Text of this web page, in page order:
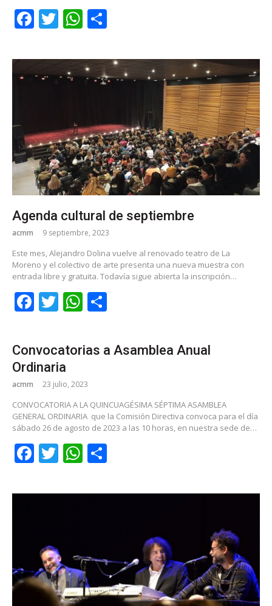
Facebook
TwitterWhatsApp
Agenda cultural de septiembre
acmm 9 septiembre, 2023
Este mes, Alejandro Dolina vuelve al renovado teatro de La
Moreno y el colectivo de arte presenta una nueva muestra con
entrada libre y gratuita. Todavía sigue abierta la inscripción…
Facebook
TwitterWhatsApp
Convocatorias a Asamblea Anual
Ordinaria
acmm 23 julio, 2023
CONVOCATORIA A LA QUINCUAGÉSIMA SÉPTIMA ASAMBLEA
GENERAL ORDINARIA que la Comisión Directiva convoca para el día
sábado 26 de agosto de 2023 a las 10 horas, en nuestra sede de…
Facebook
TwitterWhatsApp